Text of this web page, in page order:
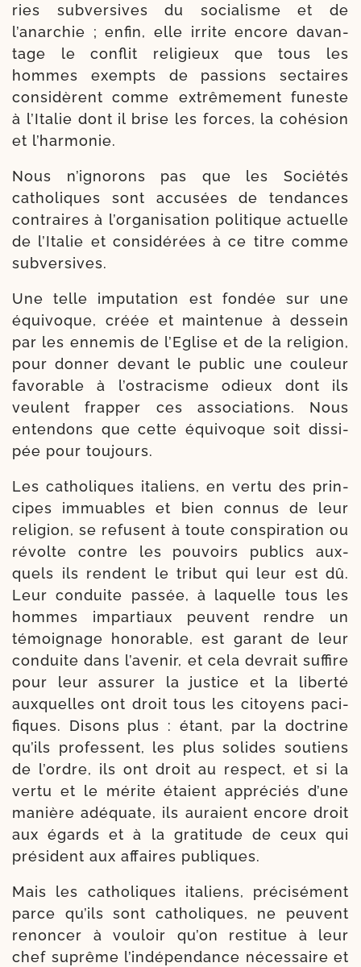
ries sub­ver­sives du socia­lisme et de
l’anarchie ; enfin, elle irrite encore davan­
tage le conflit reli­gieux que tous les
hommes exempts de pas­sions sec­taires
consi­dèrent comme extrê­me­ment funeste
à l’Italie dont il brise les forces, la cohé­sion
et l’harmonie.
Nous n’ignorons pas que les Sociétés
catho­liques sont accu­sées de ten­dances
contraires à l’organisation poli­tique actuelle
de l’Italie et consi­dé­rées à ce titre comme
subversives.
Une telle impu­ta­tion est fon­dée sur une
équi­voque, créée et main­tenue à des­sein
par les enne­mis de l’Eglise et de la reli­gion,
pour don­ner devant le public une cou­leur
favo­rable à l’ostracisme odieux dont ils
veulent frap­per ces asso­cia­tions. Nous
enten­dons que cette équi­voque soit dis­si­
pée pour toujours.
Les catho­liques ita­liens, en ver­tu des prin­
cipes immuables et bien connus de leur
reli­gion, se refusent à toute conspi­ra­tion ou
révolte contre les pou­voirs publics aux­
quels ils rendent le tri­but qui leur est dû.
Leur conduite pas­sée, à laquelle tous les
hommes impar­tiaux peuvent rendre un
témoi­gnage hono­rable, est garant de leur
con­duite dans l’avenir, et cela devrait suf­fire
pour leur assu­rer la jus­tice et la liber­té
aux­quelles ont droit tous les citoyens paci­
fiques. Disons plus : étant, par la doc­trine
qu’ils pro­fessent, les plus solides sou­tiens
de l’ordre, ils ont droit au res­pect, et si la
ver­tu et le mérite étaient appré­ciés d’une
manière adé­quate, ils auraient encore droit
aux égards et à la gra­ti­tude de ceux qui
pré­sident aux affaires publiques.
Mais les catho­liques ita­liens, pré­ci­sé­ment
parce qu’ils sont catho­liques, ne peuvent
renon­cer à vou­loir qu’on res­ti­tue à leur
chef suprême l’indépendance néces­saire et